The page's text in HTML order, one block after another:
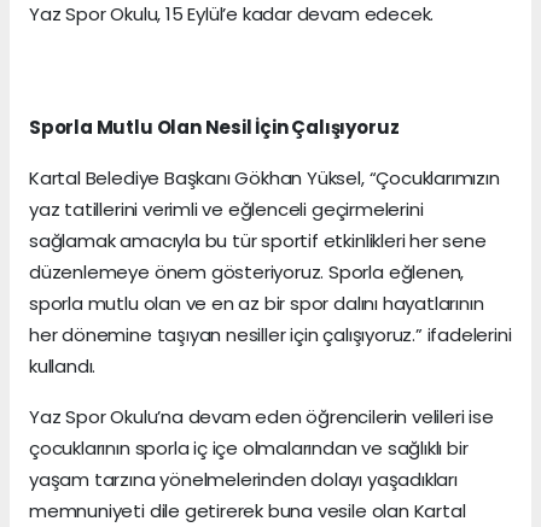
Yaz Spor Okulu, 15 Eylül’e kadar devam edecek.
Sporla Mutlu Olan Nesil İçin Çalışıyoruz
Kartal Belediye Başkanı Gökhan Yüksel, “Çocuklarımızın
yaz tatillerini verimli ve eğlenceli geçirmelerini
sağlamak amacıyla bu tür sportif etkinlikleri her sene
düzenlemeye önem gösteriyoruz. Sporla eğlenen,
sporla mutlu olan ve en az bir spor dalını hayatlarının
her dönemine taşıyan nesiller için çalışıyoruz.” ifadelerini
kullandı.
Yaz Spor Okulu’na devam eden öğrencilerin velileri ise
çocuklarının sporla iç içe olmalarından ve sağlıklı bir
yaşam tarzına yönelmelerinden dolayı yaşadıkları
memnuniyeti dile getirerek buna vesile olan Kartal